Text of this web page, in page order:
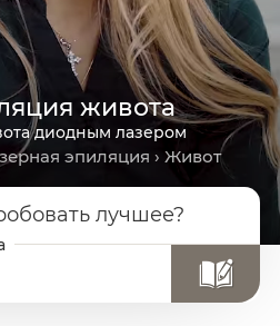
живота
диодным лазером
эпиляция › Живот
лучшее?